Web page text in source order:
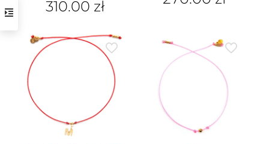
310.00 zł
produkt
ma
wariantów.
stronie
wiele
wariantów.
Opcje
stronie
produktu